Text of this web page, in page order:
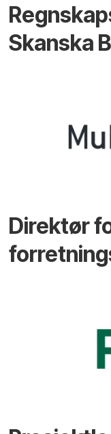
Skanska
Direktør